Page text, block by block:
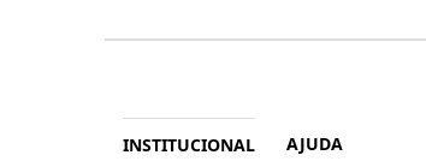
INSTITUCIONAL
AJUDA